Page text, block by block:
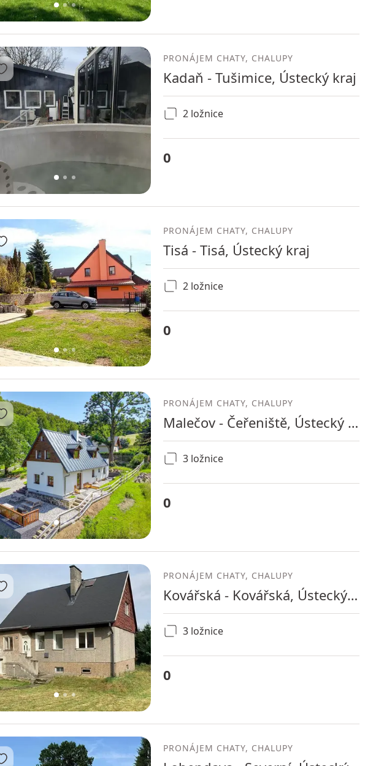
12 3
1 2 3
Přidat do oblíbených
PRONÁJEM CHATY, CHALUPY
Kadaň - Tušimice, Ústecký kraj
2 ložnice
0
12 3
Přidat do oblíbených
PRONÁJEM CHATY, CHALUPY
Tisá - Tisá, Ústecký kraj
2 ložnice
0
12 3
Přidat do oblíbených
PRONÁJEM CHATY, CHALUPY
Malečov - Čeřeniště, Ústecký kraj
3 ložnice
0
12 3
Přidat do oblíbených
PRONÁJEM CHATY, CHALUPY
Kovářská - Kovářská, Ústecký kraj
3 ložnice
0
Přidat do oblíbených
PRONÁJEM CHATY, CHALUPY